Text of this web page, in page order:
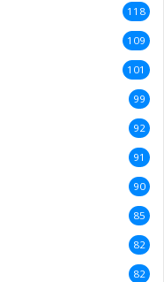
118
109
101
99
92
91
90
85
82
82